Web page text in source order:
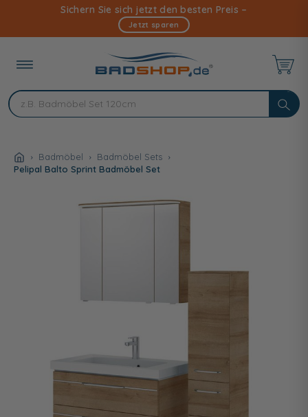
Inhalt
Sichern Sie sich jetzt den besten Preis –
Jetzt sparen
Badmöbel
Badmöbel Sets
Pelipal Balto Sprint Badmöbel Set